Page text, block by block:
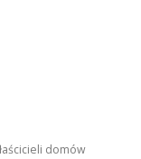
domów